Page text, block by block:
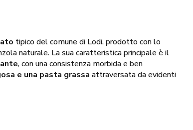
tipico del comune di Lodi, prodotto con lo
naturale. La sua caratteristica principale è il
, con una consistenza morbida e ben
e una pasta grassa attraversata da evidenti
tradizione degli erborinati in Lombardia, in
pasta più grassa e un’erborinatura più marcata,